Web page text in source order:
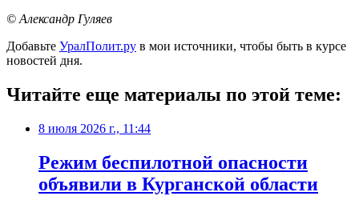
© Александр Гуляев
Добавьте УралПолит.ру в мои источники, чтобы быть в курсе
новостей дня.
Читайте еще материалы по этой теме:
8 июля 2026 г., 11:44
Режим беспилотной опасности
объявили в Курганской области